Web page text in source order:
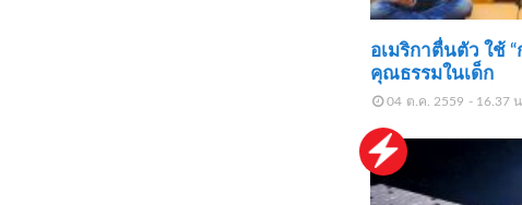
อเมริกาตื่นตัว ใช้
คุณธรรมในเด็ก
04 ต.ค. 2559 - 16.37 น.